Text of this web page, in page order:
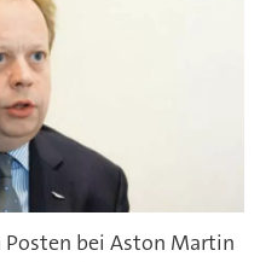
bei Aston Martin